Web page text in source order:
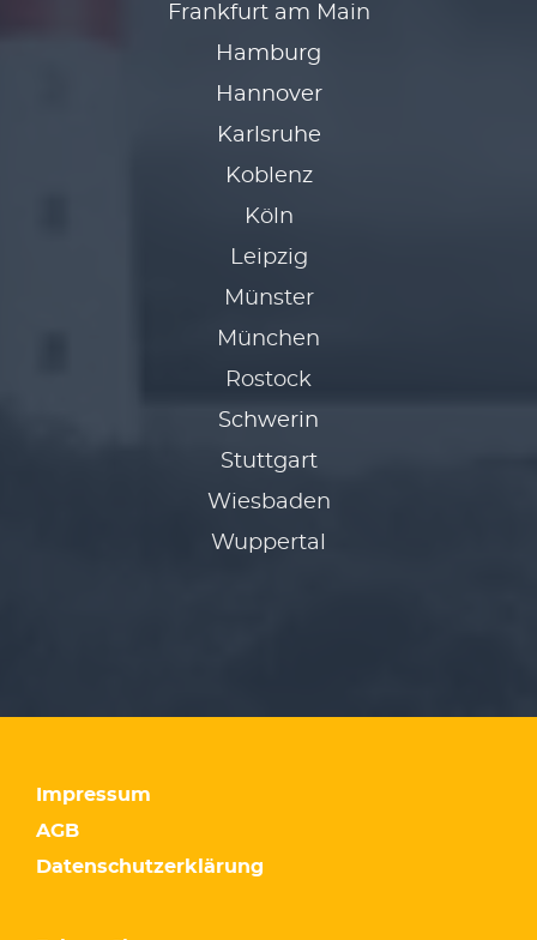
Frank­furt am Main
Ham­burg
Hannover
Karlsruhe
Kob­lenz
Köln
Leipzig
Münster
Mün­che­n
Rostock
Schwerin
Stuttgart
Wiesbaden
Wuppertal
Impressum
AGB
Datenschutzerklärung